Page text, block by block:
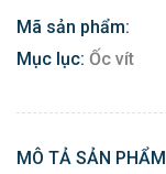
Mã sản phẩm:
Mục lục: Ốc vít
MÔ TẢ SẢN PHẨM